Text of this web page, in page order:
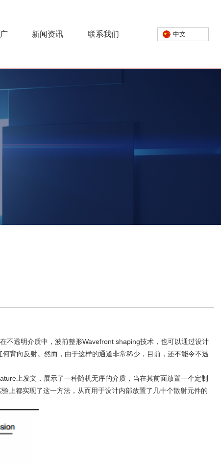
新闻资讯 联系我们 中文
不透明介质中，波前整形Wavefront shaping技术，也可以通过设计
背向反射。然而，由于这样的通道非常稀少，目前，还不能令不透
上发文，展示了一种随机无序的介质，当在其前面放置一个定制
上都实现了这一方法，从而用于设计内部放置了几十个散射元件的